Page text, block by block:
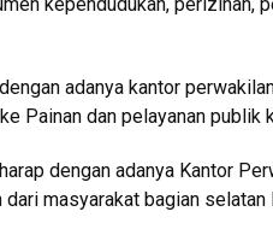
adanya kantor
Painan dan pelayanan publik
dengan adanya Kantor
dari masyarakat bagian